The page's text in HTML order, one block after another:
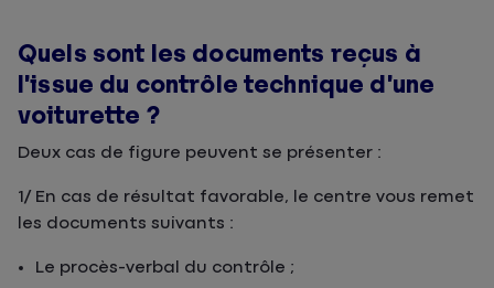
Quels sont les documents reçus à
l’issue du contrôle technique d’une
voiturette ?
Deux cas de figure peuvent se présenter :
1/ En cas de résultat favorable, le centre vous remet
les documents suivants :
Le procès-verbal du contrôle ;